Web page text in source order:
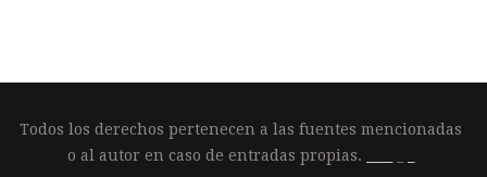
Todos los derechos pertenecen a las fuentes mencionadas
o al autor en caso de entradas propias.